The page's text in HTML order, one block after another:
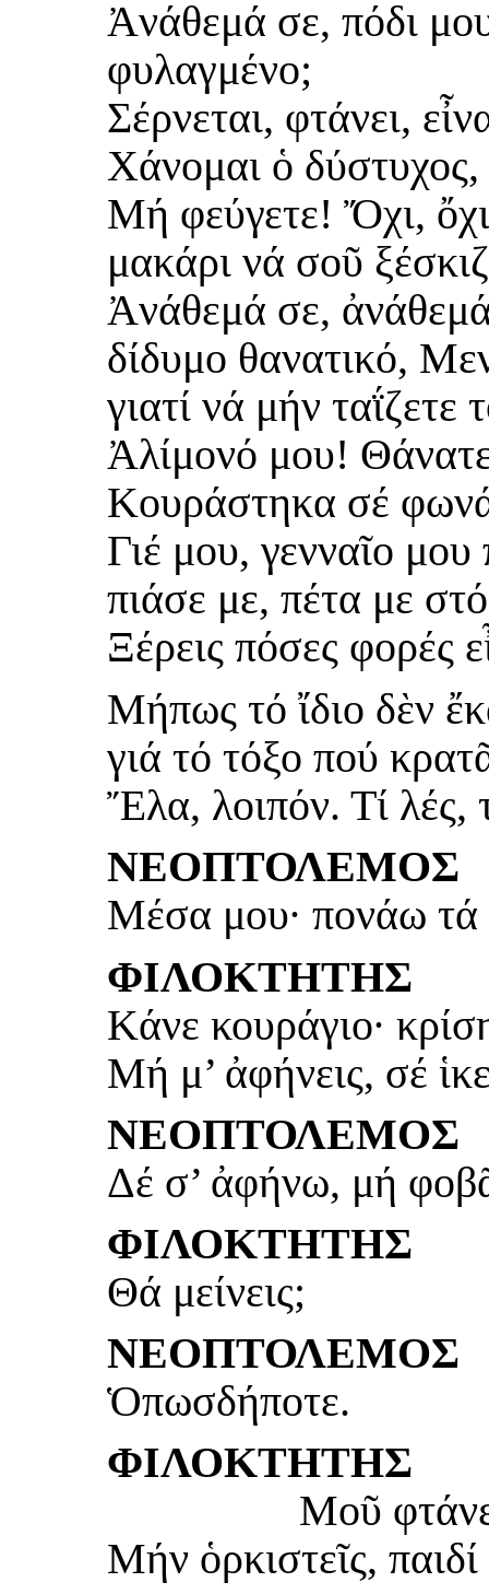
Ἀνάθεμά σε, πόδι
φυλαγμένο;
Σέρνεται, φτάνει,
Χάνομαι ὁ δύστυχος,
Μή φεύγετε! Ὄχι,
μακάρι νά σοῦ
Ἀνάθεμά σε,
δίδυμο θανατικό,
γιατί νά μήν ταΐζετε
Ἀλίμονό μου!
Κουράστηκα σέ
Γιέ μου, γενναῖο μου
πιάσε με, πέτα με
Ξέρεις πόσες φορές
Μήπως τό ἴδιο δὲν
γιά τό τόξο πού
Ἔλα, λοιπόν. Τί λές,
ΝΕΟΠΤΟΛΕΜΟΣ
Μέσα μου· πονάω τά
ΦΙΛΟΚΤΗΤΗΣ
Κάνε κουράγιο·
Μή μ’ ἀφήνεις, σέ
ΝΕΟΠΤΟΛΕΜΟΣ
Δέ σ’ ἀφήνω, μή
ΦΙΛΟΚΤΗΤΗΣ
Θά μείνεις;
ΝΕΟΠΤΟΛΕΜΟΣ
Ὁπωσδήποτε.
ΦΙΛΟΚΤΗΤΗΣ
Μοῦ
Μήν ὁρκιστεῖς,